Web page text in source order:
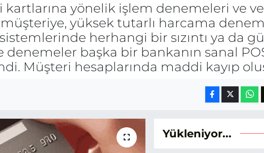
yönelik işlem denemeleri ve veri
yüksek tutarlı harcama
herhangi bir sızıntı ya da
denemeler başka bir bankanın sanal
Müşteri hesaplarında maddi kayıp
Yükleniyor...